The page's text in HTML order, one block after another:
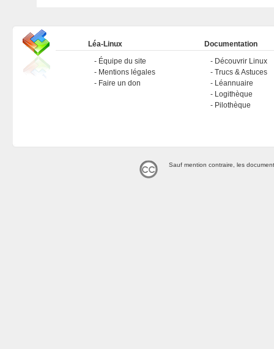
Léa-Linux
Équipe du site
Mentions légales
Faire un don
Documentation
Découvrir Linux
Trucs & Astuces
Léannuaire
Logithèque
Pilothèque
Sauf mention contraire, les